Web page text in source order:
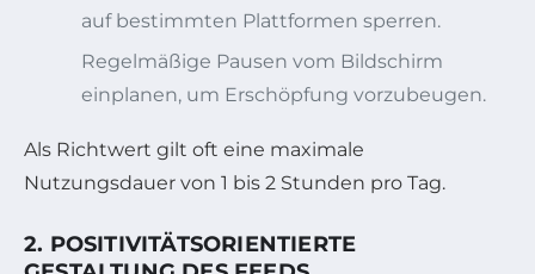
auf bestimmten Plattformen sperren.
Regelmäßige Pausen vom Bildschirm
einplanen, um Erschöpfung vorzubeugen.
Als Richtwert gilt oft eine maximale
Nutzungsdauer von 1 bis 2 Stunden pro Tag.
2. POSITIVITÄTSORIENTIERTE